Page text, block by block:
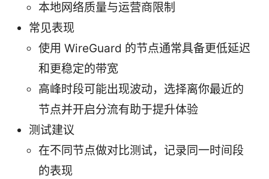
本地网络质量与运营商限制
常见表现
使用 WireGuard 的节点通常具备更低延迟
和更稳定的带宽
高峰时段可能出现波动，选择离你最近的
节点并开启分流有助于提升体验
测试建议
在不同节点做对比测试，记录同一时间段
的表现